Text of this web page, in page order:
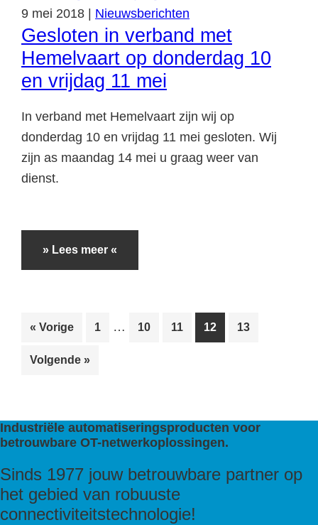
9 mei 2018 Nieuwsberichten
Gesloten in verband met
Hemelvaart op donderdag 10
en vrijdag 11 mei
In verband met Hemelvaart zijn wij op
donderdag 10 en vrijdag 11 mei gesloten. Wij
zijn as maandag 14 mei u graag weer van
dienst.
» Lees meer «
« Vorige 1 … 10 11 12 13
Volgende »
Industriële automatiseringsproducten voor
betrouwbare OT-netwerkoplossingen.
Sinds 1977 jouw betrouwbare partner op
het gebied van robuuste
connectiviteitstechnologie!